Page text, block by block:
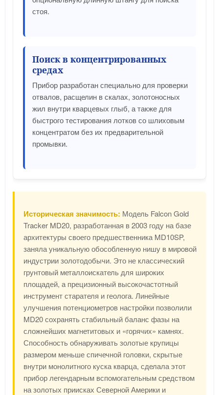
стоя.
Поиск в концентрированных
средах
Прибор разработан специально для проверки
отвалов, расщелин в скалах, золотоносных
жил внутри кварцевых глыб, а также для
быстрого тестирования лотков со шлиховым
концентратом без их предварительной
промывки.
Историческая значимость: Модель Falcon Gold
Tracker MD20, разработанная в 2003 году на базе
архитектуры своего предшественника MD10SP,
заняла уникальную обособленную нишу в мировой
индустрии золотодобычи. Это не классический
грунтовый металлоискатель для широких
площадей, а прецизионный высокочастотный
инструмент старателя и геолога. Линейные
улучшения потенциометров настройки позволили
MD20 сохранять стабильный баланс фазы на
сложнейших магнетитовых и «горячих» камнях.
Способность обнаруживать золотые крупицы
размером меньше спичечной головки, скрытые
внутри монолитного куска кварца, сделала этот
прибор легендарным вспомогательным средством
на золотых приисках Северной Америки и